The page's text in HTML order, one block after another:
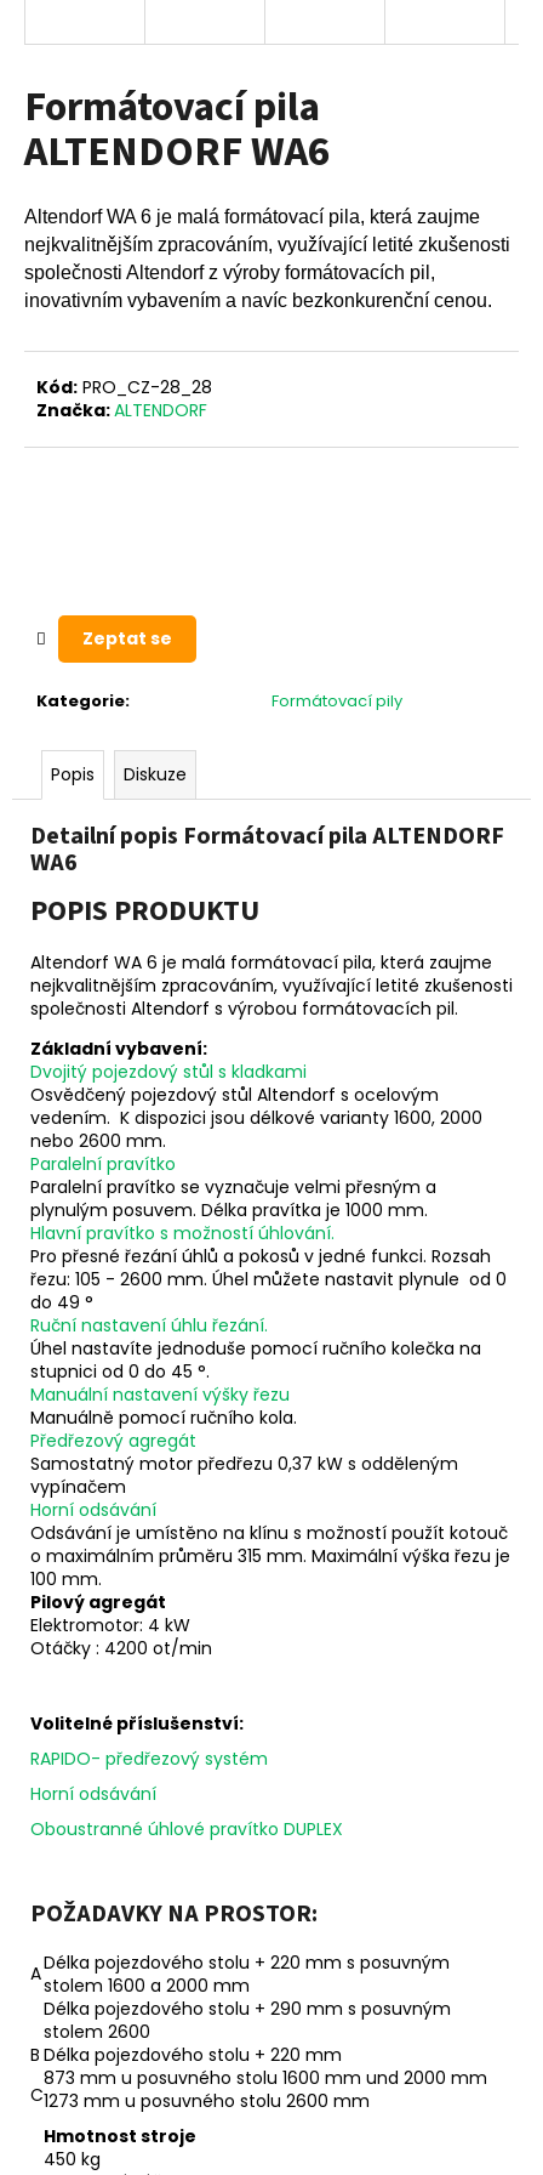
Formátovací pila
ALTENDORF WA6
Altendorf WA 6 je malá formátovací pila, která zaujme
nejkvalitnějším zpracováním, využívající letité zkušenosti
společnosti Altendorf z výroby formátovacích pil,
inovativním vybavením a navíc bezkonkurenční cenou.
Kód: PRO_CZ-28_28
Značka:ALTENDORF
Kategorie: Formátovací pily
Zeptat se
Popis Diskuze
Detailní popis Formátovací pila ALTENDORF
WA6
POPIS PRODUKTU
Altendorf WA 6 je malá formátovací pila, která zaujme
nejkvalitnějším zpracováním, využívající letité zkušenosti
společnosti Altendorf s výrobou formátovacích pil.
Základní vybavení:
Dvojitý pojezdový stůl s kladkami
Osvědčený pojezdový stůl Altendorf s ocelovým
vedením. K dispozici jsou délkové varianty 1600, 2000
nebo 2600 mm.
Paralelní pravítko
Paralelní pravítko se vyznačuje velmi přesným a
plynulým posuvem. Délka pravítka je 1000 mm.
Hlavní pravítko s možností úhlování.
Pro přesné řezání úhlů a pokosů v jedné funkci. Rozsah
řezu: 105 - 2600 mm. Úhel můžete nastavit plynule od 0
do 49 °
Ruční nastavení úhlu řezání.
Úhel nastavíte jednoduše pomocí ručního kolečka na
stupnici od 0 do 45 °.
Manuální nastavení výšky řezu
Manuálně pomocí ručního kola.
Předřezový agregát
Samostatný motor předřezu 0,37 kW s odděleným
vypínačem
Horní odsávání
Odsávání je umístěno na klínu s možností použít kotouč
o maximálním průměru 315 mm. Maximální výška řezu je
100 mm.
Pilový agregát
Elektromotor: 4 kW
Otáčky : 4200 ot/min
Volitelné příslušenství:
RAPIDO- předřezový systém
Horní odsávání
Oboustranné úhlové pravítko DUPLEX
POŽADAVKY NA PROSTOR:
ADélka pojezdového stolu + 220 mm s posuvným
stolem 1600 a 2000 mm
Délka pojezdového stolu + 290 mm s posuvným
stolem 2600
B Délka pojezdového stolu + 220 mm
C
873 mm u posuvného stolu 1600 mm und 2000 mm
1273 mm u posuvného stolu 2600 mm
Hmotnost stroje
450 kg
í
t
?
HLEDAT
D
o
p
m